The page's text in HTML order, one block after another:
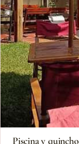
Piscina y quincho